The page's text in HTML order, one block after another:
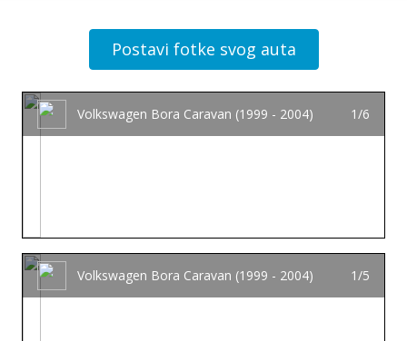
Postavi fotke svog auta
Volkswagen Bora Caravan (1999 - 2004) 1/6
Volkswagen Bora Caravan (1999 - 2004) 1/5